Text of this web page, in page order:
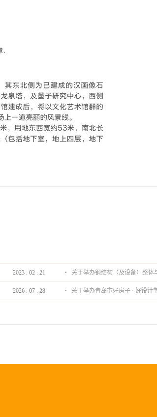
2023 . 02 . 21 关于举办钢结构（及设备）整体与节点设计
2026 . 07 . 28 关于举办青岛市好房子 · 好设计学术